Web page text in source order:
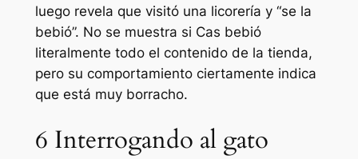
luego revela que visitó una licorería y “se la
bebió”. No se muestra si Cas bebió
literalmente todo el contenido de la tienda,
pero su comportamiento ciertamente indica
que está muy borracho.
6 Interrogando al gato